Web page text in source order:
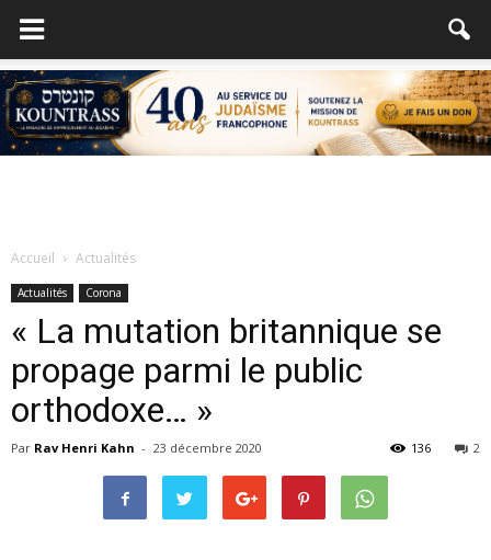
Accueil Actualités
Actualités Corona
« La mutation britannique se
propage parmi le public
orthodoxe… »
Par Rav Henri Kahn - 23 décembre 2020 2
136